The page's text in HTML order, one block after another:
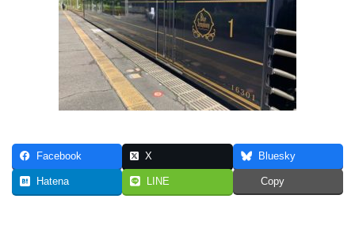
Facebook X Bluesky
Hatena LINE Copy